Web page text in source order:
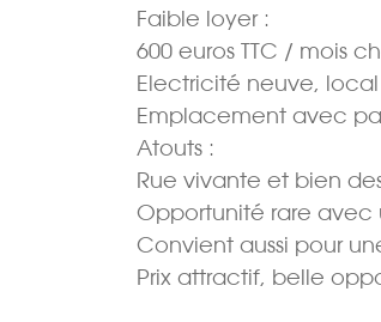
Faible loyer :
600 euros TTC / mois
Electricité neuve,
Emplacement avec
Atouts :
Rue vivante et bien
Opportunité rare avec
Convient aussi pour
Prix attractif, belle